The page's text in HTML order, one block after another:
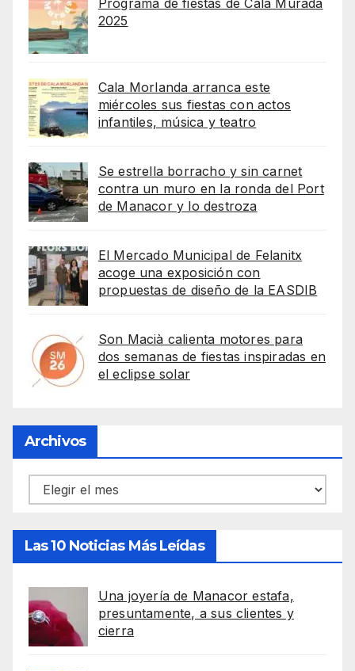
Programa de fiestas de Cala Murada
2025
Cala Morlanda arranca este
miércoles sus fiestas con actos
infantiles, música y teatro
Se estrella borracho y sin carnet
contra un muro en la ronda del Port
de Manacor y lo destroza
El Mercado Municipal de Felanitx
acoge una exposición con
propuestas de diseño de la EASDIB
Son Macià calienta motores para
dos semanas de fiestas inspiradas en
el eclipse solar
Archivos
Archivos
Las 10 Noticias Más Leídas
Una joyería de Manacor estafa,
presuntamente, a sus clientes y
cierra